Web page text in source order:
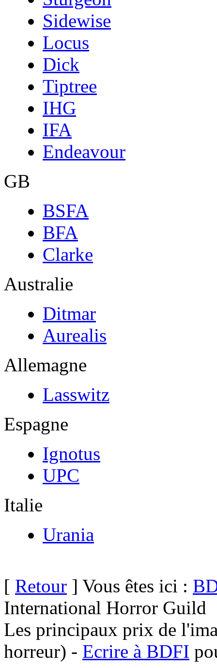
Sidewise
Locus
Dick
Tiptree
IHG
IFA
Endeavour
GB
BSFA
BFA
Clarke
Australie
Ditmar
Aurealis
Allemagne
Lasswitz
Espagne
Ignotus
UPC
Italie
Urania
[ Retour ] Vous êtes ici :
International Horror Guild
Les principaux prix de
horreur) - Ecrire à BDFI